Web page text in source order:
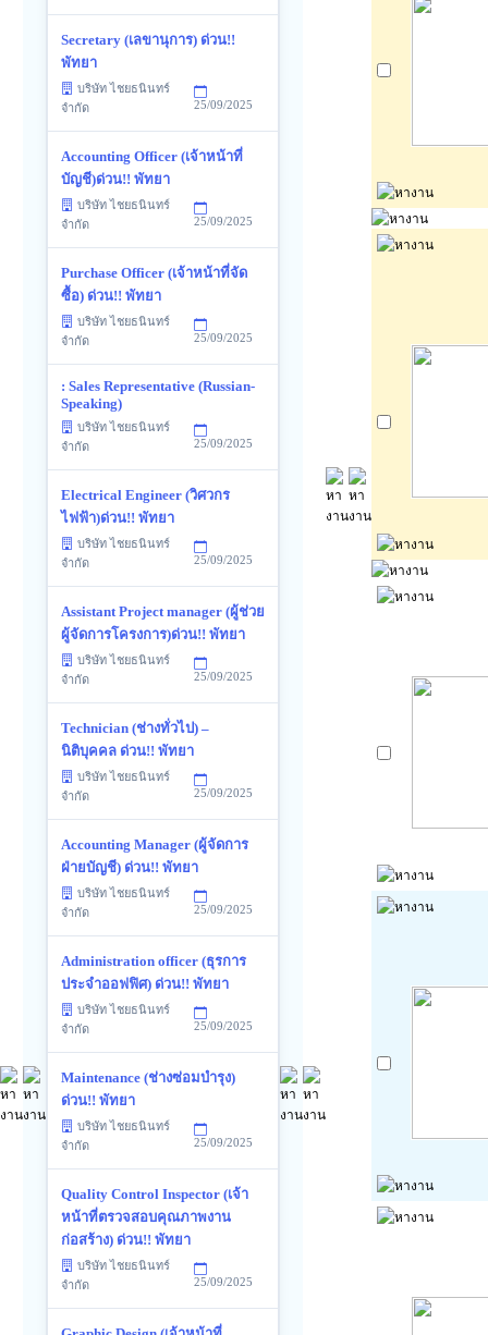
Secretary (เลขานุการ) ด่วน!!
พัทยา
บริษัท ไชยธนินทร์
จำกัด
25/09/2025
Accounting Officer (เจ้าหน้าที่
บัญชี)ด่วน!! พัทยา
บริษัท ไชยธนินทร์
จำกัด
25/09/2025
Purchase Officer (เจ้าหน้าที่จัด
ซื้อ) ด่วน!! พัทยา
บริษัท ไชยธนินทร์
จำกัด
25/09/2025
: Sales Representative (Russian-
Speaking)
บริษัท ไชยธนินทร์
จำกัด
25/09/2025
Electrical Engineer (วิศวกร
ไฟฟ้า)ด่วน!! พัทยา
บริษัท ไชยธนินทร์
จำกัด
25/09/2025
Assistant Project manager (ผู้ช่วย
ผู้จัดการโครงการ)ด่วน!! พัทยา
บริษัท ไชยธนินทร์
จำกัด
25/09/2025
Technician (ช่างทั่วไป) –
นิติบุคคล ด่วน!! พัทยา
บริษัท ไชยธนินทร์
จำกัด
25/09/2025
Accounting Manager (ผู้จัดการ
ฝ่ายบัญชี) ด่วน!! พัทยา
บริษัท ไชยธนินทร์
จำกัด
25/09/2025
Administration officer (ธุรการ
ประจำออฟฟิศ) ด่วน!! พัทยา
บริษัท ไชยธนินทร์
จำกัด
25/09/2025
Maintenance (ช่างซ่อมบำรุง)
ด่วน!! พัทยา
บริษัท ไชยธนินทร์
จำกัด
25/09/2025
Quality Control Inspector (เจ้า
หน้าที่ตรวจสอบคุณภาพงาน
ก่อสร้าง) ด่วน!! พัทยา
บริษัท ไชยธนินทร์
จำกัด
25/09/2025